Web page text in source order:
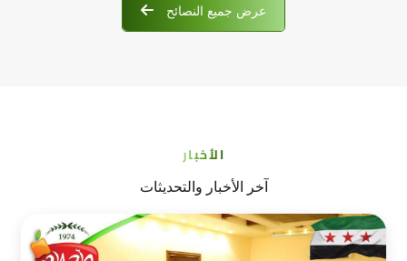
عرض جميع النصائح
الأخبار
آخر الأخبار والتحديثات